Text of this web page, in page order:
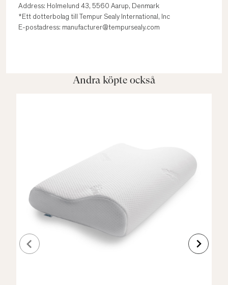
Address: Holmelund 43, 5560 Aarup, Denmark
*Ett dotterbolag till Tempur Sealy International, Inc
E-postadress: manufacturer@tempursealy.com
Andra köpte också